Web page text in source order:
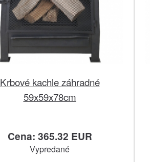
Krbové kachle záhradné
59x59x78cm
Cena: 365.32 EUR
Vypredané